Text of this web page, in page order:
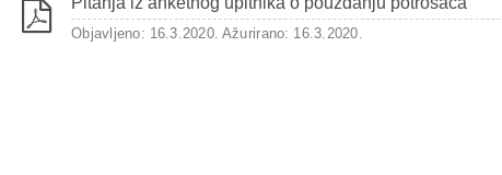
Objavljeno: 16.3.2020. Ažurirano: 16.3.2020.